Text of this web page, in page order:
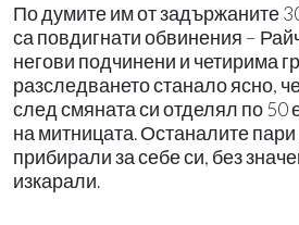
По думите им от задържаните
са повдигнати обвинения –
негови подчинени и четирима
разследването станало ясно,
след смяната си отделял по 50
на митницата. Останалите
прибирали за себе си, без
изкарали.